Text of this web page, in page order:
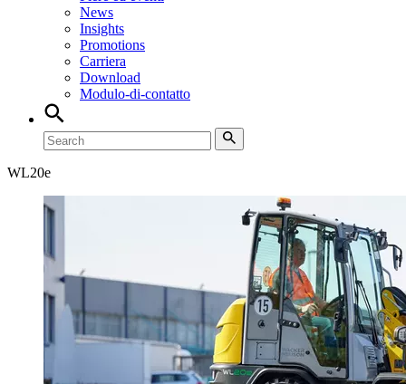
News
Insights
Promotions
Carriera
Download
Modulo-di-contatto
WL20e